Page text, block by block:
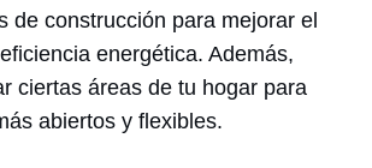
de construcción para mejorar el
energética. Además,
ciertas áreas de tu hogar para
abiertos y flexibles.